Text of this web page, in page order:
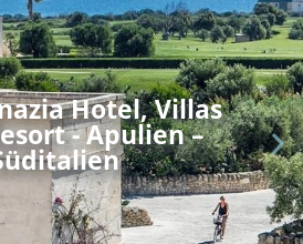
Hotel, Villas
- Apulien –